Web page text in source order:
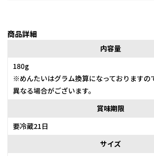
商品詳細
内容量
180g
※めんたいはグラム換算になっておりますの
異なる場合がございます。
賞味期限
要冷蔵21日
サイズ